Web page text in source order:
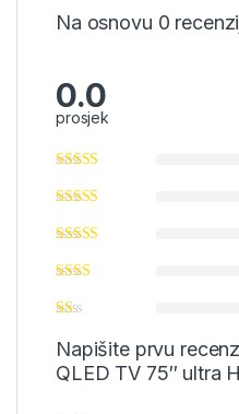
Na osnovu 0
0.0
prosjek
Napišite prvu
QLED TV 75″ ultra